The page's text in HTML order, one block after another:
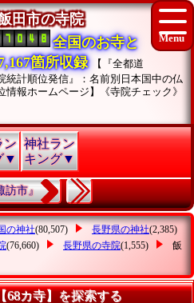
田市の寺院
全国のお寺と
箇所収録
【『全都道
統計順位発信』：名前別日本国中の仏
情報ホームページ】《寺院チェック》
ン
▼
神社ラン
キング▼
訪市』
の神社(80,507) 長野県の神社(2,385)
(76,660) 長野県の寺院(1,555)
飯
68カ寺】を探索する